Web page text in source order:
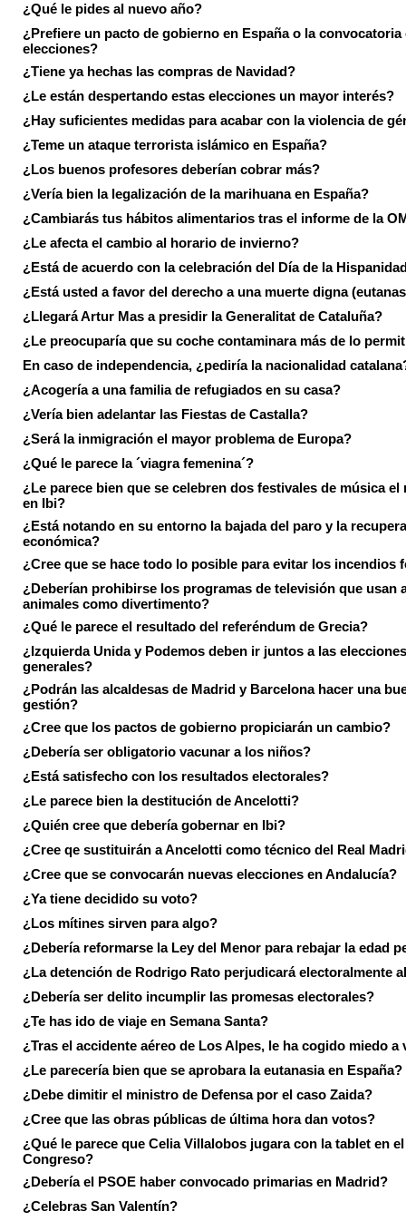
¿Qué le pides al nuevo año?
¿Prefiere un pacto de gobierno en España o la convocatoria
elecciones?
¿Tiene ya hechas las compras de Navidad?
¿Le están despertando estas elecciones un mayor interés?
¿Hay suficientes medidas para acabar con la violencia de
¿Teme un ataque terrorista islámico en España?
¿Los buenos profesores deberían cobrar más?
¿Vería bien la legalización de la marihuana en España?
¿Cambiarás tus hábitos alimentarios tras el informe de la
¿Le afecta el cambio al horario de invierno?
¿Está de acuerdo con la celebración del Día de la
¿Está usted a favor del derecho a una muerte digna
¿Llegará Artur Mas a presidir la Generalitat de Cataluña?
¿Le preocuparía que su coche contaminara más de lo
En caso de independencia, ¿pediría la nacionalidad
¿Acogería a una familia de refugiados en su casa?
¿Vería bien adelantar las Fiestas de Castalla?
¿Será la inmigración el mayor problema de Europa?
¿Qué le parece la ´viagra femenina´?
¿Le parece bien que se celebren dos festivales de música el
en Ibi?
¿Está notando en su entorno la bajada del paro y la
económica?
¿Cree que se hace todo lo posible para evitar los incendios
¿Deberían prohibirse los programas de televisión que usan
animales como divertimento?
¿Qué le parece el resultado del referéndum de Grecia?
¿Izquierda Unida y Podemos deben ir juntos a las elecciones
generales?
¿Podrán las alcaldesas de Madrid y Barcelona hacer una
gestión?
¿Cree que los pactos de gobierno propiciarán un cambio?
¿Debería ser obligatorio vacunar a los niños?
¿Está satisfecho con los resultados electorales?
¿Le parece bien la destitución de Ancelotti?
¿Quién cree que debería gobernar en Ibi?
¿Cree qe sustituirán a Ancelotti como técnico del Real
¿Cree que se convocarán nuevas elecciones en Andalucía?
¿Ya tiene decidido su voto?
¿Los mítines sirven para algo?
¿Debería reformarse la Ley del Menor para rebajar la edad
¿La detención de Rodrigo Rato perjudicará electoralmente
¿Debería ser delito incumplir las promesas electorales?
¿Te has ido de viaje en Semana Santa?
¿Tras el accidente aéreo de Los Alpes, le ha cogido miedo a
¿Le parecería bien que se aprobara la eutanasia en España?
¿Debe dimitir el ministro de Defensa por el caso Zaida?
¿Cree que las obras públicas de última hora dan votos?
¿Qué le parece que Celia Villalobos jugara con la tablet en el
Congreso?
¿Debería el PSOE haber convocado primarias en Madrid?
¿Celebras San Valentín?